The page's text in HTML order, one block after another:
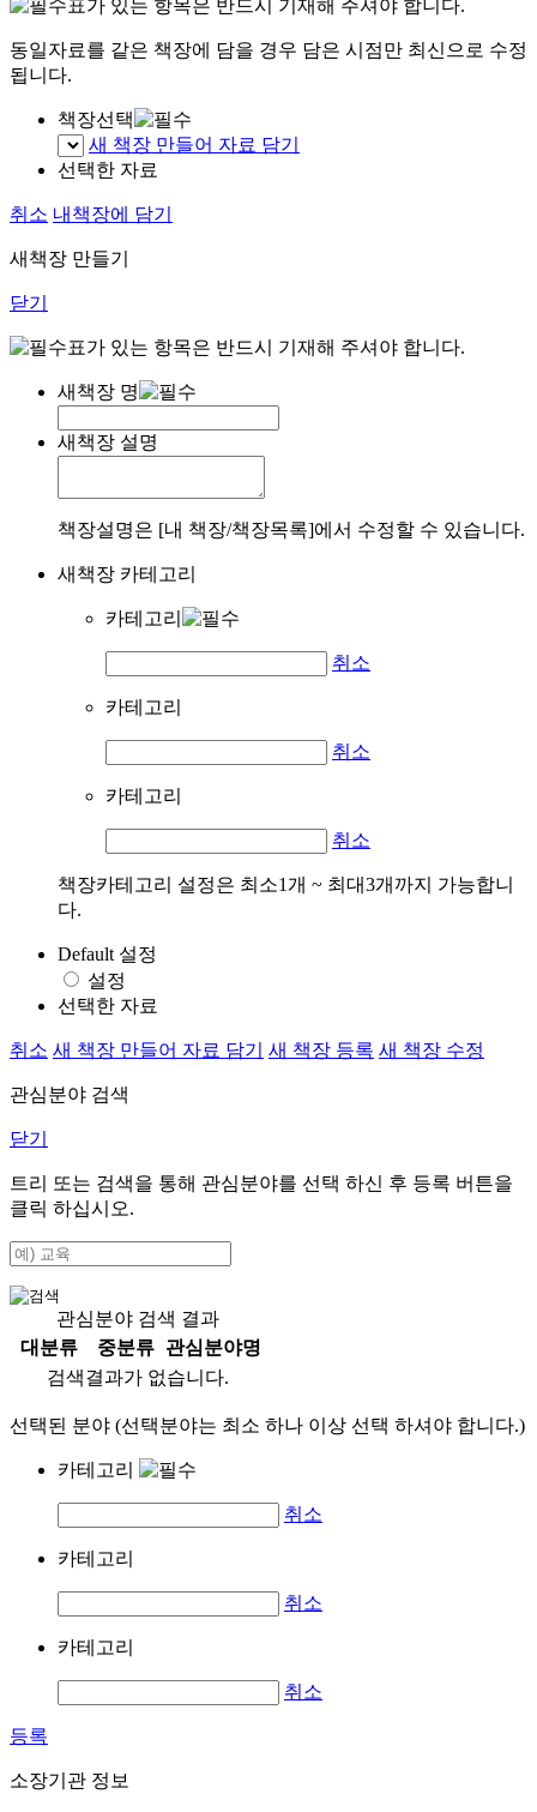
표가 있는 항목은 반드시 기재해 주셔야 합니다.
동일자료를 같은 책장에 담을 경우 담은 시점만 최신으로 수정
됩니다.
책장선택
새 책장 만들어 자료 담기
선택한 자료
취소 내책장에 담기
새책장 만들기
닫기
표가 있는 항목은 반드시 기재해 주셔야 합니다.
새책장 명
새책장 설명
책장설명은 [내 책장/책장목록]에서 수정할 수 있습니다.
새책장 카테고리
카테고리
취소
카테고리
취소
카테고리
취소
책장카테고리 설정은 최소1개 ~ 최대3개까지 가능합니
다.
Default 설정
설정
선택한 자료
취소 새 책장 만들어 자료 담기 새 책장 등록 새 책장 수정
관심분야 검색
닫기
트리 또는 검색을 통해 관심분야를 선택 하신 후 등록 버튼을
클릭 하십시오.
관심분야 검색 결과
대분류
중분류
관심분야명
검색결과가 없습니다.
선택된 분야 (선택분야는 최소 하나 이상 선택 하셔야 합니다.)
카테고리
취소
카테고리
취소
카테고리
취소
등록
소장기관 정보